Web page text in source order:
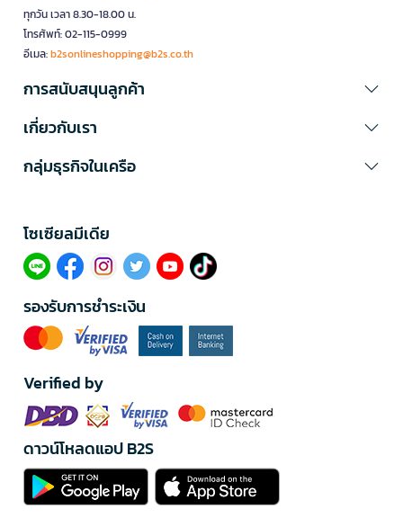
ทุกวัน เวลา 8.30-18.00 น.
โทรศัพท์: 02-115-0999
อีเมล:b2sonlineshopping@b2s.co.th
การสนับสนุนลูกค้า
เกี่ยวกับเรา
กลุ่มธุรกิจในเครือ
โซเซียลมีเดีย​
รองรับการชำระเงิน
Verified by
ดาวน์โหลดแอป B2S